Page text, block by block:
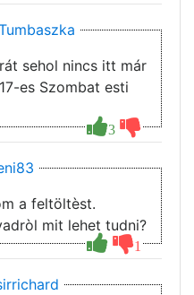
3
sehol nincs itt már
es Szombat esti
1
a feltöltèst.
mit lehet tudni?